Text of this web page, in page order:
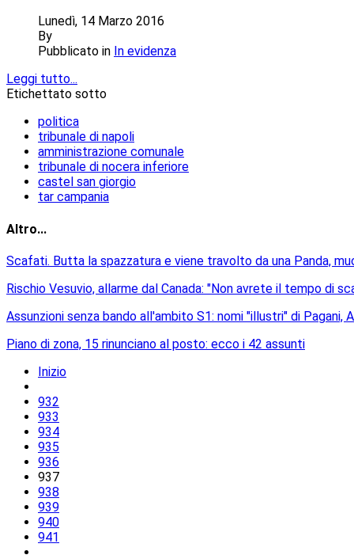
Lunedì, 14 Marzo 2016
By
Pubblicato in In evidenza
Leggi tutto...
Etichettato sotto
politica
tribunale di napoli
amministrazione comunale
tribunale di nocera inferiore
castel san giorgio
tar campania
Altro...
Scafati. Butta la spazzatura e viene travolto da una Panda,
Rischio Vesuvio, allarme dal Canada: "Non avrete il tempo di
Assunzioni senza bando all'ambito S1: nomi "illustri" di Pagani,
Piano di zona, 15 rinunciano al posto: ecco i 42 assunti
Inizio
932
933
934
935
936
937
938
939
940
941